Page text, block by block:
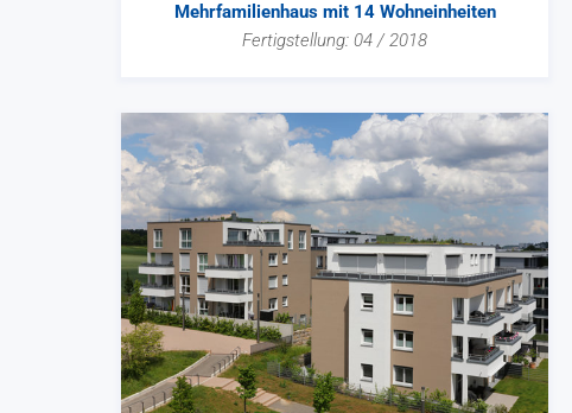
Mehrfamilienhaus mit 14 Wohneinheiten
Fertigstellung: 04 / 2018